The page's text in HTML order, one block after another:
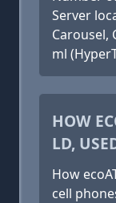
Server
Carousel,
ml
HOW
LD,
How
cell